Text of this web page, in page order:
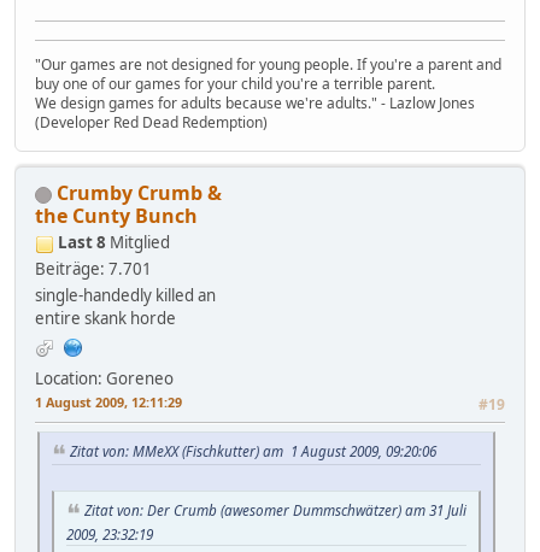
"Our games are not designed for young people. If you're a parent and
buy one of our games for your child you're a terrible parent.
We design games for adults because we're adults." - Lazlow Jones
(Developer Red Dead Redemption)
Crumby Crumb &
the Cunty Bunch
Last 8 Mitglied
Beiträge: 7.701
single-handedly killed an
entire skank horde
Location: Goreneo
1 August 2009, 12:11:29 #19
Zitat von: MMeXX (Fischkutter) am 1 August 2009, 09:20:06
Zitat von: Der Crumb (awesomer Dummschwätzer) am 31 Juli
2009, 23:32:19